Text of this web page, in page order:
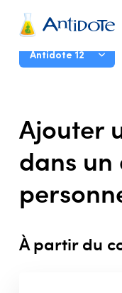
Antidote
Guide d’utilisation
Antidote 12
Correcteur
Dictionnaires
Correction Express
Réglages
Ajouter
dans
À partir du